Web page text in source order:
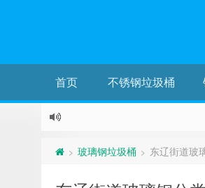
首页 不锈钢垃圾桶
> 玻璃钢垃圾桶 > 东辽街道玻